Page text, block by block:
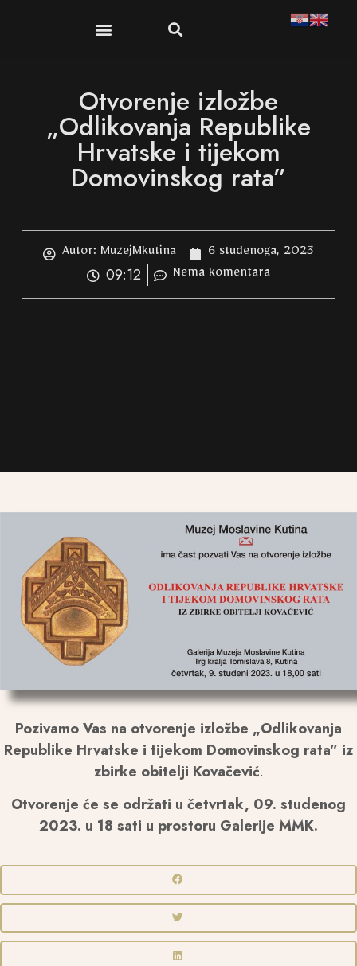
Otvorenje izložbe
„Odlikovanja Republike
Hrvatske i tijekom
Domovinskog rata”
Autor: MuzejMkutina 6 studenoga, 2023
09:12 Nema komentara
Pozivamo Vas na otvorenje izložbe „Odlikovanja
Republike Hrvatske i tijekom Domovinskog rata” iz
zbirke obitelji Kovačević.
Otvorenje će se održati u četvrtak, 09. studenog
2023. u 18 sati u prostoru Galerije MMK.